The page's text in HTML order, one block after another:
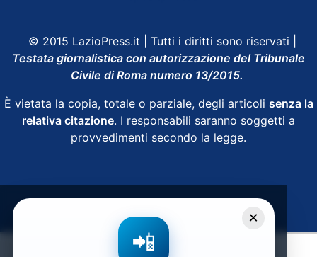
© 2015 LazioPress.it | Tutti i diritti sono riservati |
Testata giornalistica con autorizzazione del Tribunale
Civile di Roma numero 13/2015.
È vietata la copia, totale o parziale, degli articoli senza la
relativa citazione. I responsabili saranno soggetti a
provvedimenti secondo la legge.
×
📲
Condividi